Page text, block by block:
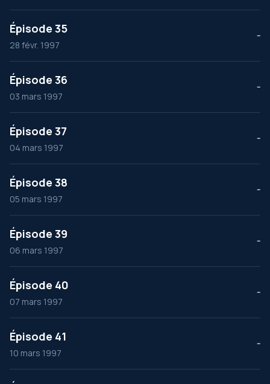
Épisode 35
28 févr. 1997
--
Épisode 36
03 mars 1997
--
Épisode 37
04 mars 1997
--
Épisode 38
05 mars 1997
--
Épisode 39
06 mars 1997
--
Épisode 40
07 mars 1997
--
Épisode 41
10 mars 1997
--